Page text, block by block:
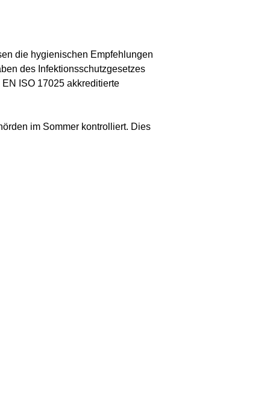
die hygienischen Empfehlungen
des Infektionsschutzgesetzes
ISO 17025 akkreditierte
im Sommer kontrolliert. Dies